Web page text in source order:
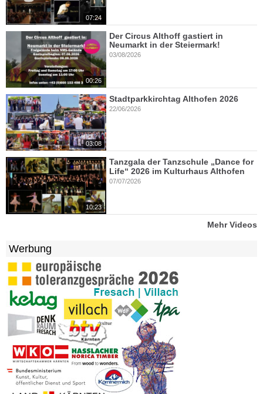
07:24
00:26
Der Circus Althoff gastiert in
Neumarkt in der Steiermark!
03/08/2026
03:08
Stadtparkkirchtag Althofen 2026
22/06/2026
10:23
Tanzgala der Tanzschule „Dance for
Life“ 2026 im Kulturhaus Althofen
07/07/2026
Mehr Videos
Werbung